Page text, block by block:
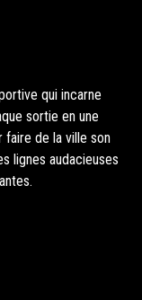
qui incarne
sortie en une
faire de la ville son
lignes audacieuses